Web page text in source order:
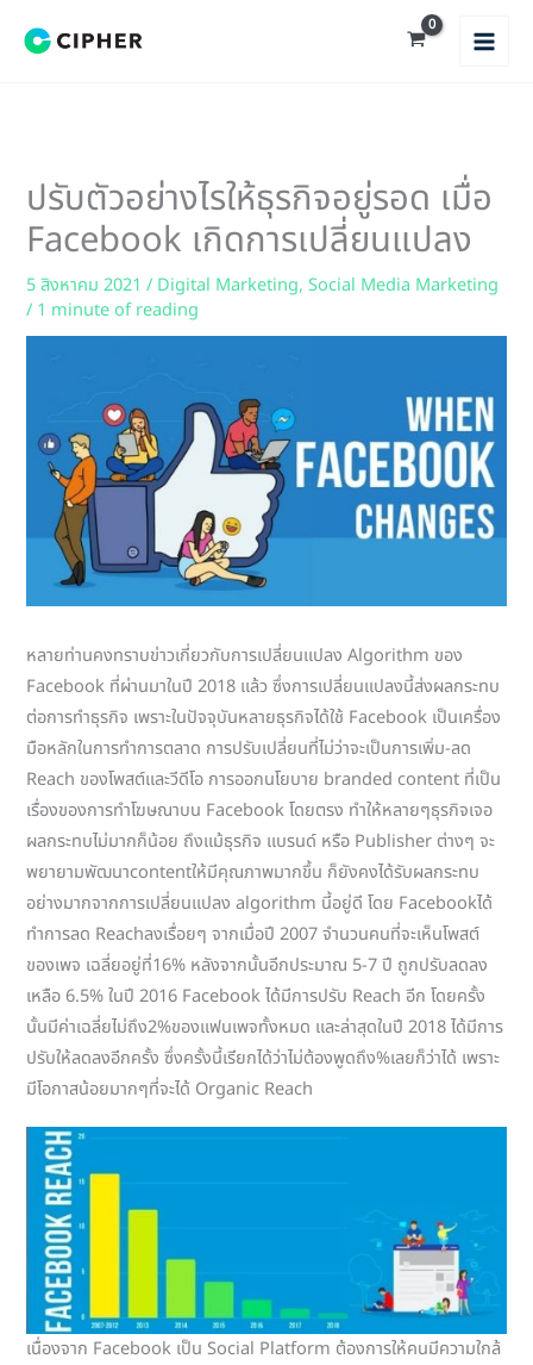
ปรับตัวอย่างไรให้ธุรกิจอยู่รอด เมื่อ
Facebook เกิดการเปลี่ยนแปลง
5 สิงหาคม 2021/ Digital Marketing,Social Media Marketing
/ 1 minute of reading
หลายท่านคงทราบข่าวเกี่ยวกับการเปลี่ยนแปลง Algorithm ของ
Facebook ที่ผ่านมาในปี 2018 แล้ว ซึ่งการเปลี่ยนแปลงนี้ส่งผลกระทบ
ต่อการทำธุรกิจ เพราะในปัจจุบันหลายธุรกิจได้ใช้ Facebook เป็นเครื่อง
มือหลักในการทำการตลาด การปรับเปลี่ยนที่ไม่ว่าจะเป็นการเพิ่ม-ลด
Reach ของโพสต์และวีดีโอ การออกนโยบาย branded content ที่เป็น
เรื่องของการทำโฆษณาบน Facebook โดยตรง ทำให้หลายๆธุรกิจเจอ
ผลกระทบไม่มากก็น้อย ถึงแม้ธุรกิจ แบรนด์ หรือ Publisher ต่างๆ จะ
พยายามพัฒนาcontentให้มีคุณภาพมากขึ้น ก็ยังคงได้รับผลกระทบ
อย่างมากจากการเปลี่ยนแปลง algorithm นี้อยู่ดี โดย Facebookได้
ทำการลด Reachลงเรื่อยๆ จากเมื่อปี 2007 จำนวนคนที่จะเห็นโพสต์
ของเพจ เฉลี่ยอยู่ที่16% หลังจากนั้นอีกประมาณ 5-7 ปี ถูกปรับลดลง
เหลือ 6.5% ในปี 2016 Facebook ได้มีการปรับ Reach อีก โดยครั้ง
นั้นมีค่าเฉลี่ยไม่ถึง2%ของแฟนเพจทั้งหมด และล่าสุดในปี 2018 ได้มีการ
ปรับให้ลดลงอีกครั้ง ซึ่งครั้งนี้เรียกได้ว่าไม่ต้องพูดถึง%เลยก็ว่าได้ เพราะ
มีโอกาสน้อยมากๆที่จะได้ Organic Reach
เนื่องจาก Facebook เป็น Social Platform ต้องการให้คนมีความใกล้